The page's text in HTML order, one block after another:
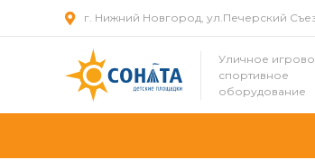
г. Нижний Новгород, ул.Печерский
Уличное
спортивное
оборудование